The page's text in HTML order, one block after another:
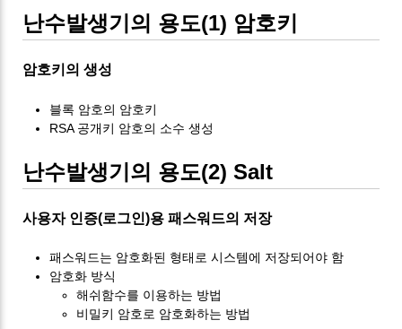
난수발생기의 용도(1) 암호키
암호키의 생성
블록 암호의 암호키
RSA 공개키 암호의 소수 생성
난수발생기의 용도(2) Salt
사용자 인증(로그인)용 패스워드의 저장
패스워드는 암호화된 형태로 시스템에 저장되어야 함
암호화 방식
해쉬함수를 이용하는 방법
비밀키 암호로 암호화하는 방법